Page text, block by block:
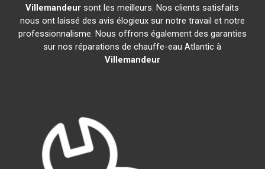
Villemandeur sont les meilleurs. Nos clients satisfaits
nous ont laissé des avis élogieux sur notre travail et notre
professionnalisme. Nous offrons également des garanties
sur nos réparations de chauffe-eau Atlantic à
Villemandeur